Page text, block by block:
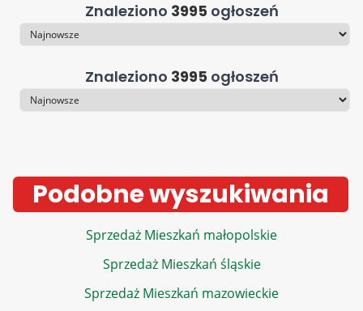
Znaleziono 3995 ogłoszeń
Sortowanie
Znaleziono 3995 ogłoszeń
Sortowanie
Podobne wyszukiwania
Sprzedaż Mieszkań małopolskie
Sprzedaż Mieszkań śląskie
Sprzedaż Mieszkań mazowieckie